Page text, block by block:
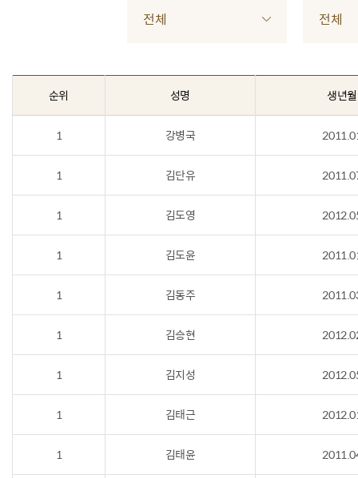
전체 전체
순위 성명 생년월
1 강병국
1 김단유
1 김도영
1 김도윤
1 김동주
1 김승현
1 김지성
1 김태근
1 김태윤